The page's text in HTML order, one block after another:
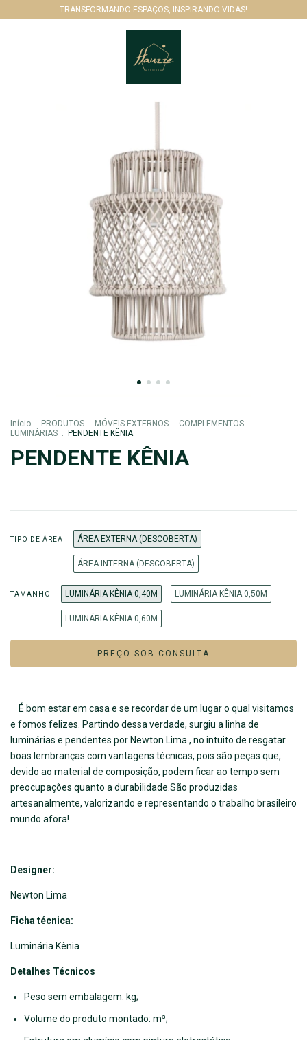
TRANSFORMANDO ESPAÇOS, INSPIRANDO VIDAS!
Início . PRODUTOS . MÓVEIS EXTERNOS . COMPLEMENTOS .
LUMINÁRIAS . PENDENTE KÊNIA
PENDENTE KÊNIA
TIPO DE ÁREA ÁREA EXTERNA (DESCOBERTA)
ÁREA INTERNA (DESCOBERTA)
TAMANHO LUMINÁRIA KÊNIA 0,40M LUMINÁRIA KÊNIA 0,50M
LUMINÁRIA KÊNIA 0,60M
É bom estar em casa e se recordar de um lugar o qual visitamos
e fomos felizes. Partindo dessa verdade, surgiu a linha de
luminárias e pendentes por Newton Lima , no intuito de resgatar
boas lembranças com vantagens técnicas, pois são peças que,
devido ao material de composição, podem ficar ao tempo sem
preocupações quanto a durabilidade.São produzidas
artesanalmente, valorizando e representando o trabalho brasileiro
mundo afora!
Designer:
Newton Lima
Ficha técnica:
Luminária Kênia
Detalhes Técnicos
Peso sem embalagem: kg;
Volume do produto montado: m³;